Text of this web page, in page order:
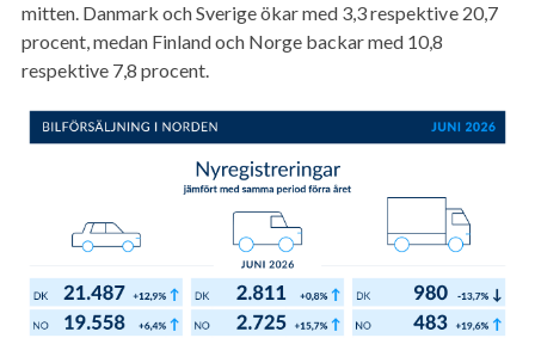
mitten. Danmark och Sverige ökar med 3,3 respektive 20,7
procent, medan Finland och Norge backar med 10,8
respektive 7,8 procent.